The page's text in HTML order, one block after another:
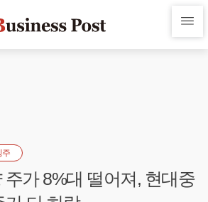
주
가 8%대 떨어져, 현대중